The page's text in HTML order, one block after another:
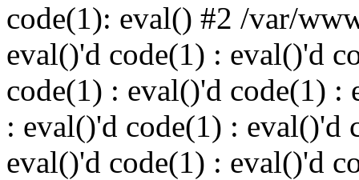
code(1): eval() #2 /var/
eval()'d code(1) : eval()'d
code(1) : eval()'d code(1) :
: eval()'d code(1) : eval()'d
eval()'d code(1) : eval()'d